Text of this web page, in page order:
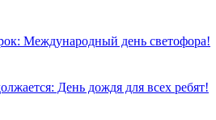
Международный день светофора!
День дождя для всех ребят!